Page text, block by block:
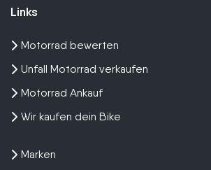
Links
Motorrad bewerten
Unfall Motorrad verkaufen
Motorrad Ankauf
Wir kaufen dein Bike
Marken